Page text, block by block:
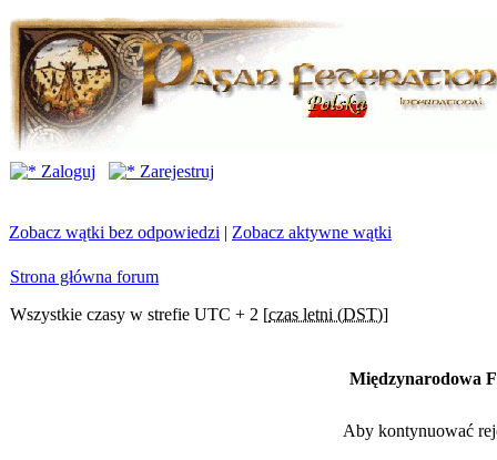
Zaloguj Zarejestruj
Zobacz wątki bez odpowiedzi | Zobacz aktywne wątki
Strona główna forum
Wszystkie czasy w strefie UTC + 2 [czas letni (DST)]
Międzynarodowa
Aby kontynuować